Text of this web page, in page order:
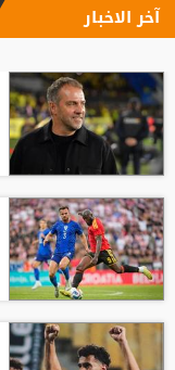
آخر الاخبار